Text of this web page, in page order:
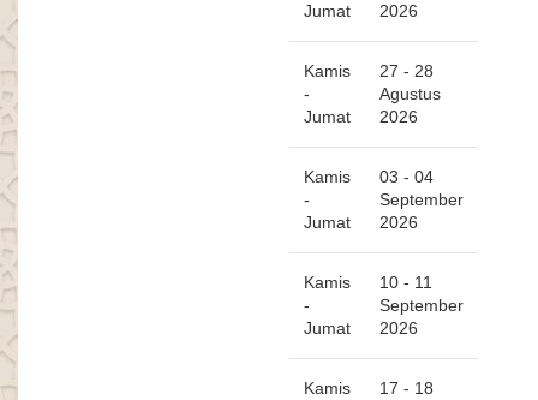
Jumat
2026
Kamis
-
Jumat
27 - 28
Agustus
2026
Kamis
-
Jumat
03 - 04
September
2026
Kamis
-
Jumat
10 - 11
September
2026
Kamis
17 - 18